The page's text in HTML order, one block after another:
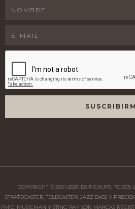
COPYRIGHT © 2001-2026 DS PICKUPS. TODOS
STRATOCASTER, TELECASTER, JAZZ BASS Y
FMIC. MUSICMAN Y STING RAY SON MARCAS